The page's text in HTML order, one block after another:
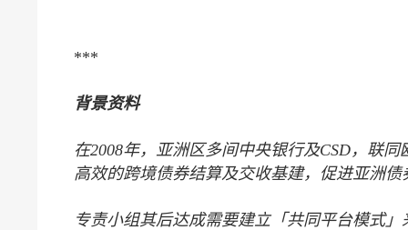
***
背景资料
在2008年，亚洲区多间中央银行及CSD，联同
高效的跨境债券结算及交收基建，促进亚洲
专责小组其后达成需要建立「共同平台模式